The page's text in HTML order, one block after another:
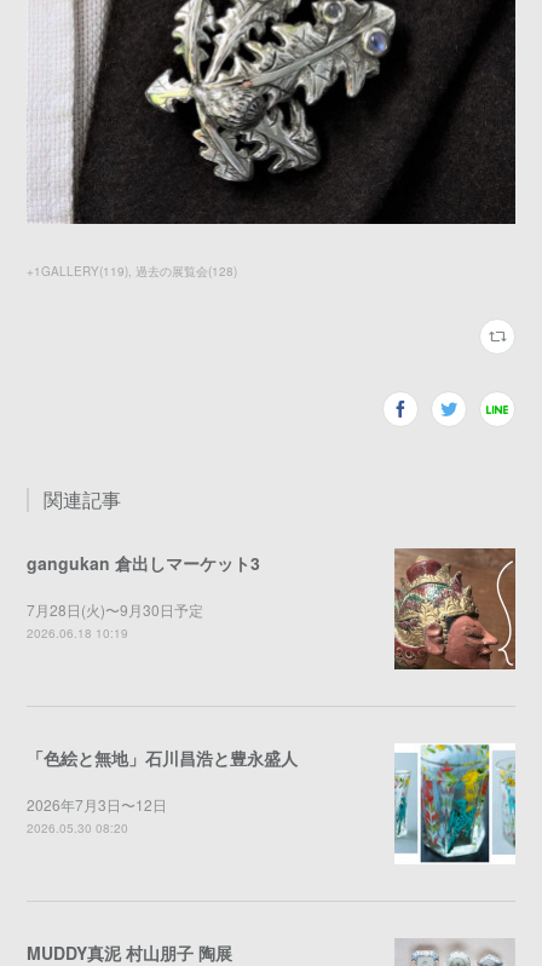
+1GALLERY(119) 過去の展覧会(128)
関連記事
gangukan 倉出しマーケット3
7月28日(火)〜9月30日予定
2026.06.18 10:19
「色絵と無地」石川昌浩と豊永盛人
2026年7月3日〜12日
2026.05.30 08:20
MUDDY真泥 村山朋子 陶展